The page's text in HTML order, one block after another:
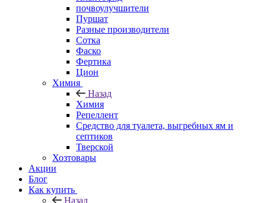
почвоулучшители
Пуршат
Разные производители
Сотка
Фаско
Фертика
Цион
Химия
Назад
Химия
Репеллент
Средство для туалета, выгребных ям и
септиков
Тверской
Хозтовары
Акции
Блог
Как купить
Назад